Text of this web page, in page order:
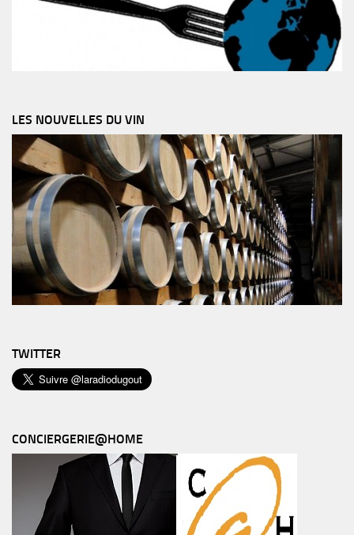
LES NOUVELLES DU VIN
TWITTER
CONCIERGERIE@HOME